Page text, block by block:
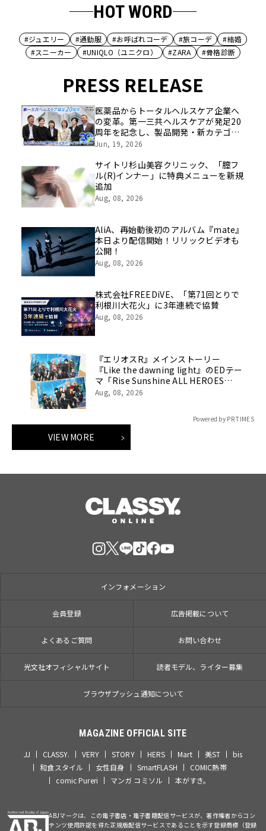
HOT WORD
#ジュエリー #通勤服 #お呼ばれコーデ #旅コーデ
#結婚
#スニーカー
#UNIQLO（ユニクロ） #ZARA #骨格診断
PRESS RELEASE
医薬品からトータルヘルスケア企業へ
の変革。第一三共ヘルスケアが発足20
周年を記念し、製品開発・新カテゴリ
挑戦の舞台や旧社統合時のエピソード
像を公開！
Jun, 19, 2026
サイトリ杉山美容クリニック、「膣フ
ル(R)インナー」に特典メニューを新規
追加
Aug, 08, 2026
AliA、再始動後初のアルバム『mate』
本日より配信開始！リリックビデオも
公開！
Aug, 08, 2026
株式会社FREEDiVE、「第71回とりで
利根川大花火」に3年連続で協賛
Aug, 08, 2026
『エリオスR』メインストーリー
『Like the dawning light』のEDテー
マ「Rise Sunshine ALL HEROES
Ver.」がフルサイズ配信決定！
Aug, 08, 2026
Powered by PR TIMES
VIEW MORE
インフォメーション
会員登録 広告掲載について
よくあるご質問 お問い合わせ
光文社オフィシャルサイト 読者モデル、ライター募集
ブラウザプッシュ通知について
MAGAZINE OFFICIAL SITE
JJ CLASSY. VERY STORY HERS Mart 美ST
bis
和食スタイル
女性自身 SmartFLASH
COMIC熱帯
comic Pureri
マンガ コミソル 本がすき。
ABJマークは、この電子書店・電子書籍配信サービスが、著作権者からコン
テンツ使用許諾を得た正規版配信サービスであることを示す登録商標（登録